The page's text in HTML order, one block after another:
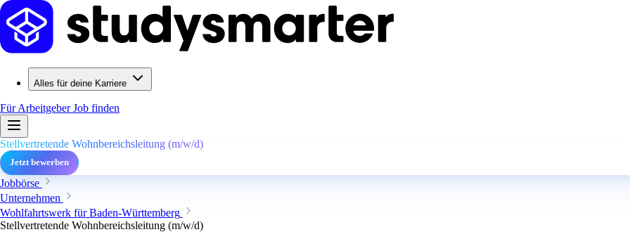
Alles für deine Karriere
Für ArbeitgeberJob finden
Stellvertretende Wohnbereichsleitung (m/w/d)
Jetzt bewerben
Jobbörse
Unternehmen
Wohlfahrtswerk für Baden-Württemberg
Stellvertretende Wohnbereichsleitung (m/w/d)